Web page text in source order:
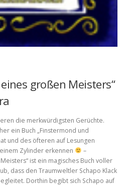
großen Meisters“
die merkwürdigsten Gerüchte.
ein Buch „Finstermond und
und des öfteren auf Lesungen
Zylinder erkennen
–
ist ein magisches Buch voller
dass den Traumweltler Schapo Klack
Dorthin begibt sich Schapo auf